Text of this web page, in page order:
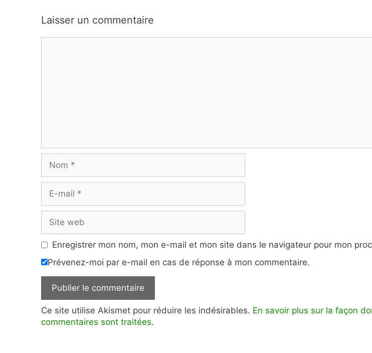
Laisser un commentaire
mail
web
Enregistrer mon nom, mon e-mail et mon site dans le navigateur pour mon
Prévenez-moi par e-mail en cas de réponse à mon commentaire.
Ce site utilise Akismet pour réduire les indésirables. En savoir plus sur la façon
commentaires sont traitées.